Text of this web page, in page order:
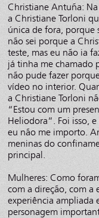
Christiane Antuña:
a Christiane Torloni
única de fora, porque
não sei porque a
teste, mas eu não ia
já tinha me chamado
não pude fazer
vídeo no interior.
a Christiane Torloni
“Estou com um
Heliodora”. Foi isso,
eu não me importo.
meninas do
principal.
Mulheres: Como
com a direção, com a
experiência ampliada
personagem